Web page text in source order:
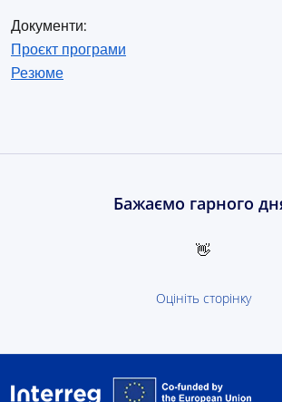
Документи:
Проєкт програми
Резюме
Бажаємо гарного
👋
Оцініть сторінку